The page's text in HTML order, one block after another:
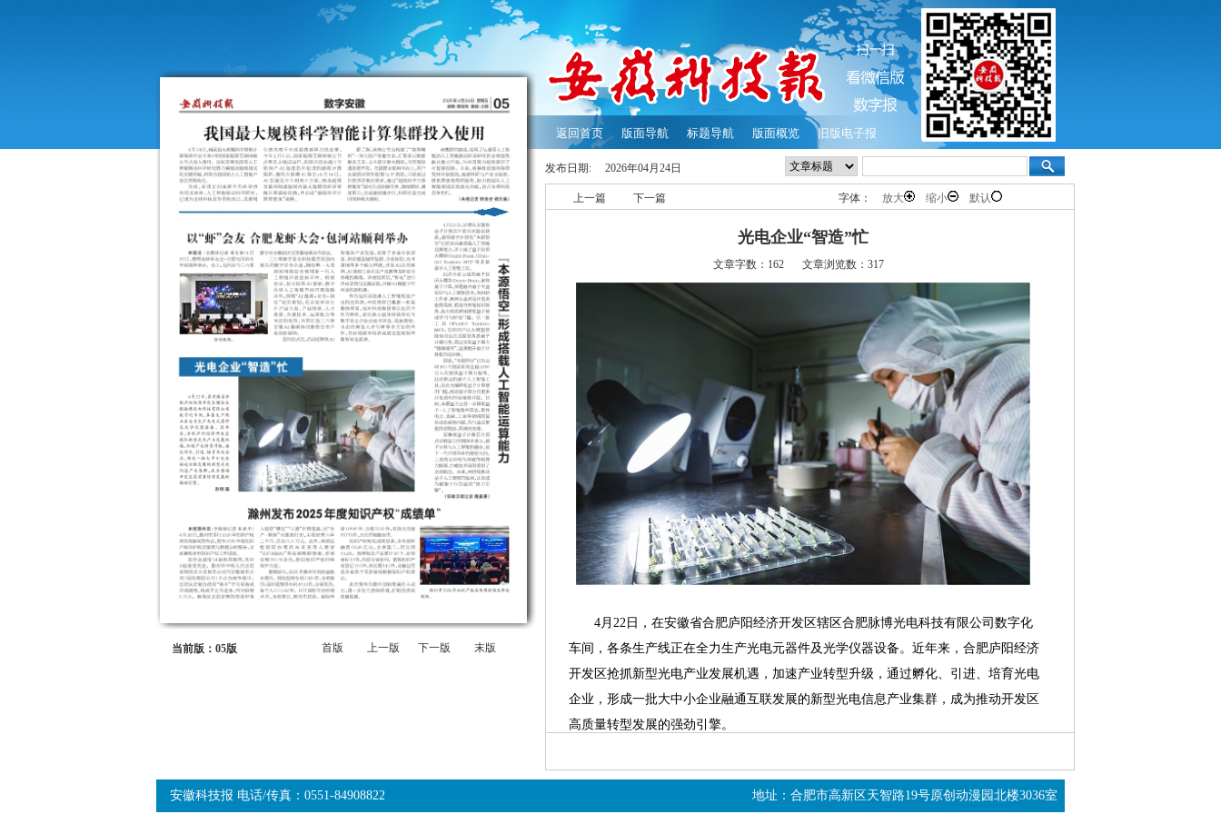
返回首页 版面导航 标题导航 版面概览 旧版电子报
当前版：05版 首版 上一版 下一版 末版
发布日期: 2026年04月24日
上一篇 下一篇 字体： 放大 缩小 默认
光电企业“智造”忙
文章字数：162 文章浏览数：317
4月22日，在安徽省合肥庐阳经济开发区辖区合肥脉博光电科技有限公司数字化
车间，各条生产线正在全力生产光电元器件及光学仪器设备。近年来，合肥庐阳经济
开发区抢抓新型光电产业发展机遇，加速产业转型升级，通过孵化、引进、培育光电
企业，形成一批大中小企业融通互联发展的新型光电信息产业集群，成为推动开发区
高质量转型发展的强劲引擎。
安徽科技报 电话/传真：0551-84908822 地址：合肥市高新区天智路19号原创动漫园北楼3036室